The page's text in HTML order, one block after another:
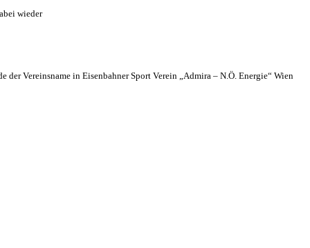
wieder
der Vereinsname in Eisenbahner Sport Verein „Admira – N.Ö. Energie“ Wien